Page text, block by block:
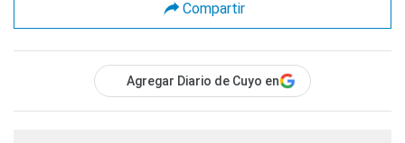
Compartir
Agregar Diario de Cuyo en